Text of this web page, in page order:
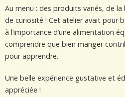
Au menu : des produits variés, de
de curiosité ! Cet atelier avait pour
à l’importance d’une alimentation
comprendre que bien manger
pour apprendre.
Une belle expérience gustative et
appréciée !